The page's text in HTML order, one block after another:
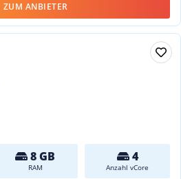
ZUM ANBIETER
8 GB
RAM
4
Anzahl vCore